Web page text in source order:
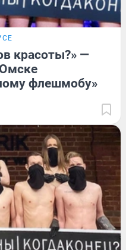
красоты?» —
флешмобу»